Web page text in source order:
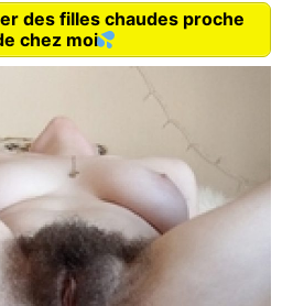
des filles chaudes proche
chez moi